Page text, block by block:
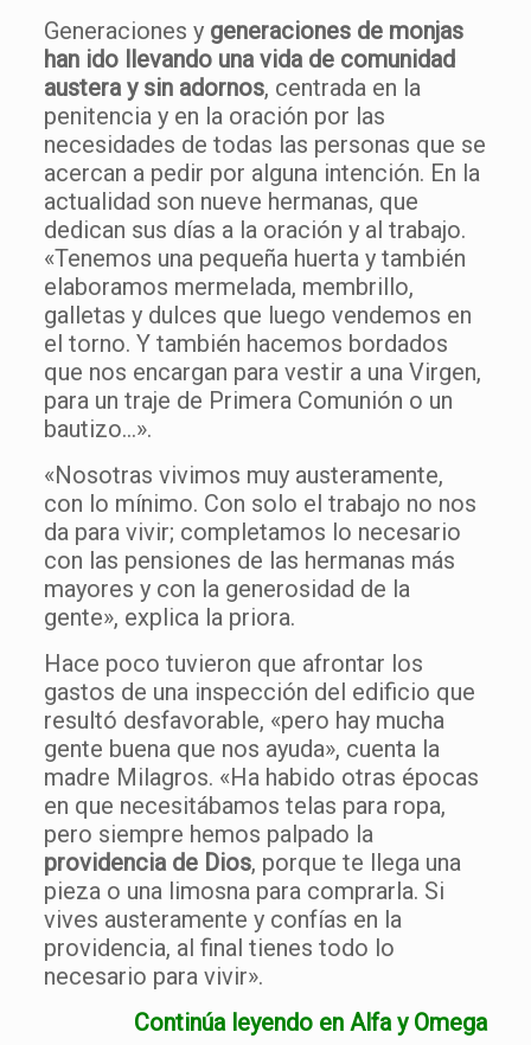
Generaciones y generaciones de monjas
han ido llevando una vida de comunidad
austera y sin adornos, centrada en la
penitencia y en la oración por las
necesidades de todas las personas que se
acercan a pedir por alguna intención. En la
actualidad son nueve hermanas, que
dedican sus días a la oración y al trabajo.
«Tenemos una pequeña huerta y también
elaboramos mermelada, membrillo,
galletas y dulces que luego vendemos en
el torno. Y también hacemos bordados
que nos encargan para vestir a una Virgen,
para un traje de Primera Comunión o un
bautizo…».
«Nosotras vivimos muy austeramente,
con lo mínimo. Con solo el trabajo no nos
da para vivir; completamos lo necesario
con las pensiones de las hermanas más
mayores y con la generosidad de la
gente», explica la priora.
Hace poco tuvieron que afrontar los
gastos de una inspección del edificio que
resultó desfavorable, «pero hay mucha
gente buena que nos ayuda», cuenta la
madre Milagros. «Ha habido otras épocas
en que necesitábamos telas para ropa,
pero siempre hemos palpado la
providencia de Dios, porque te llega una
pieza o una limosna para comprarla. Si
vives austeramente y confías en la
providencia, al final tienes todo lo
necesario para vivir».
Continúa leyendo en Alfa y Omega